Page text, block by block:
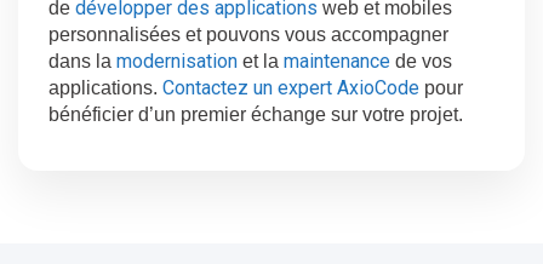
de développer des applications web et mobiles
personnalisées et pouvons vous accompagner
dans la modernisation et la maintenance de vos
applications. Contactez un expert AxioCode pour
bénéficier d’un premier échange sur votre projet.